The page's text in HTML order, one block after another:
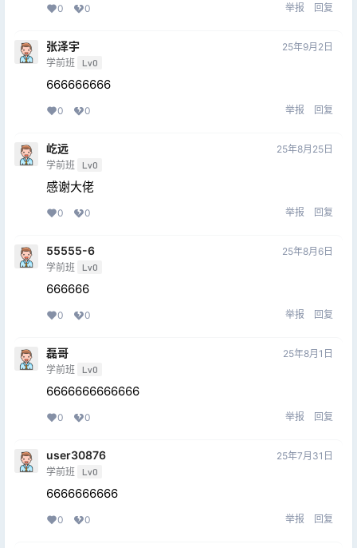
0 0 举报 回复
张泽宇
学前班 Lv0
25年9月2日
666666666
0 0 举报 回复
屹远
学前班 Lv0
25年8月25日
感谢大佬
0 0 举报 回复
55555-6
学前班 Lv0
25年8月6日
666666
0 0 举报 回复
磊哥
学前班 Lv0
25年8月1日
6666666666666
0 0 举报 回复
user30876
学前班 Lv0
25年7月31日
6666666666
0 0 举报 回复